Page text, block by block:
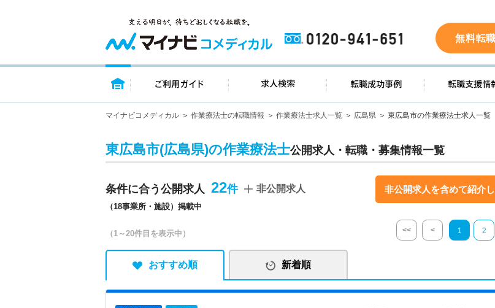
0120-941-651 無料転
トップページ ご利用ガイド 求人検索 転職成功事例
マイナビコメディカル 作業療法士の転職情報 作業療法士求人一覧 広島県 東広島市の作業療法士求人一覧
東広島市(広島県)の作業療法士公開求人・転職・募集情報一覧
条件に合う公開求人 22
（18事業所・施設）掲載中
非公開求人 非公開求人を含めて紹介
（1～20件目を表示中） << < 1 2
おすすめ順 新着順